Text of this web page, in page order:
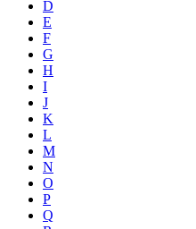
D
E
F
G
H
I
J
K
L
M
N
O
P
Q